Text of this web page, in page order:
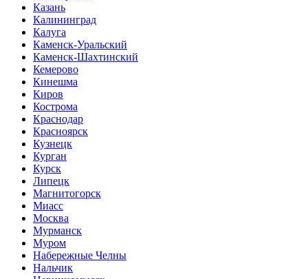
Казань
Калининград
Калуга
Каменск-Уральский
Каменск-Шахтинский
Кемерово
Кинешма
Киров
Кострома
Краснодар
Красноярск
Кузнецк
Курган
Курск
Липецк
Магнитогорск
Миасс
Москва
Мурманск
Муром
Набережные Челны
Нальчик